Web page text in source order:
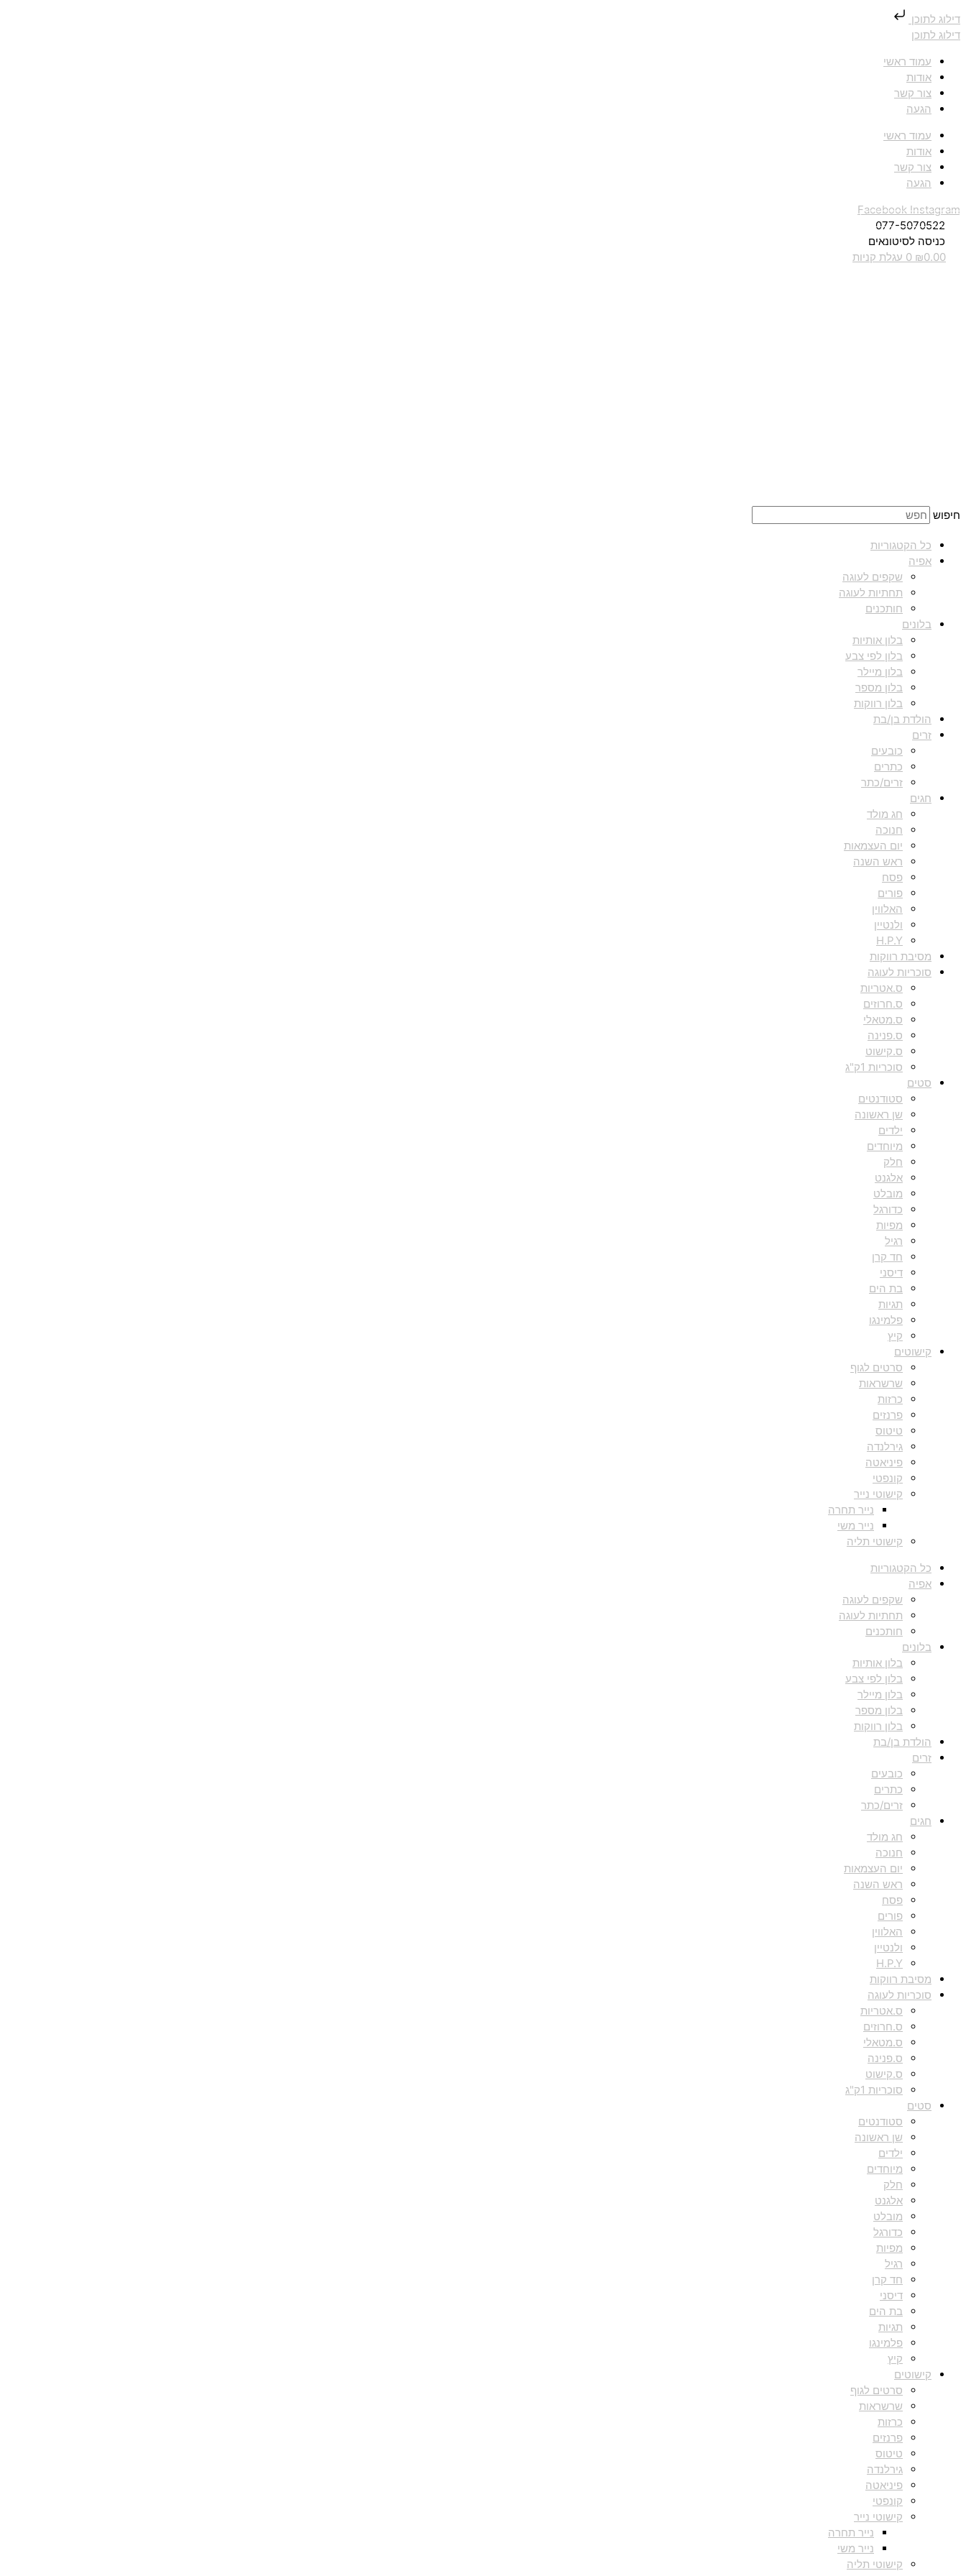
דילוג לתוכן
דילוג לתוכן
עמוד ראשי
אודות
צור קשר
הגעה
עמוד ראשי
אודות
צור קשר
הגעה
Facebook Instagram
077-5070522
כניסה לסיטונאים
₪0.00
0 עגלת קניות
חיפוש
כל הקטגוריות
אפיה
שקפים לעוגה
תחתיות לעוגה
חותכנים
בלונים
בלון אותיות
בלון לפי צבע
בלון מיילר
בלון מספר
בלון רווקות
הולדת בן/בת
זרים
כובעים
כתרים
זרים/כתר
חגים
חג מולד
חנוכה
יום העצמאות
ראש השנה
פסח
פורים
האלווין
ולנטיין
H.P.Y
מסיבת רווקות
סוכריות לעוגה
ס.אטריות
ס.חרוזים
ס.מטאלי
ס.פנינה
ס.קישוט
סוכריות 1ק"ג
סטים
סטודנטים
שן ראשונה
ילדים
מיוחדים
חלק
אלגנט
מובלט
כדורגל
מפיות
רגיל
חד קרן
דיסני
בת הים
תגיות
פלמינגו
קיץ
קישוטים
סרטים לגוף
שרשראות
כרזות
פרנזים
טיטוס
גירלנדה
פיניאטה
קונפטי
קישוטי נייר
נייר תחרה
נייר משי
קישוטי תליה
כל הקטגוריות
אפיה
שקפים לעוגה
תחתיות לעוגה
חותכנים
בלונים
בלון אותיות
בלון לפי צבע
בלון מיילר
בלון מספר
בלון רווקות
הולדת בן/בת
זרים
כובעים
כתרים
זרים/כתר
חגים
חג מולד
חנוכה
יום העצמאות
ראש השנה
פסח
פורים
האלווין
ולנטיין
H.P.Y
מסיבת רווקות
סוכריות לעוגה
ס.אטריות
ס.חרוזים
ס.מטאלי
ס.פנינה
ס.קישוט
סוכריות 1ק"ג
סטים
סטודנטים
שן ראשונה
ילדים
מיוחדים
חלק
אלגנט
מובלט
כדורגל
מפיות
רגיל
חד קרן
דיסני
בת הים
תגיות
פלמינגו
קיץ
קישוטים
סרטים לגוף
שרשראות
כרזות
פרנזים
טיטוס
גירלנדה
פיניאטה
קונפטי
קישוטי נייר
נייר תחרה
נייר משי
קישוטי תליה